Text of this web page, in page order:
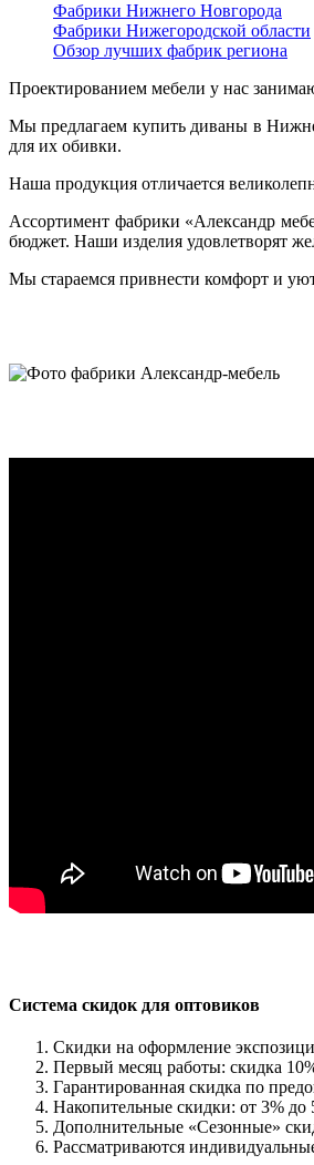
Фабрики Нижнего Новгорода
Фабрики Нижегородской области
Обзор лучших фабрик региона
Проектированием мебели у нас
Мы предлагаем купить диваны в
для их обивки.
Наша продукция отличается
Ассортимент фабрики «Александр
бюджет. Наши изделия удовлетворят
Мы стараемся привнести комфорт и
Система скидок для оптовиков
Скидки на оформление
Первый месяц работы: скидка
Гарантированная скидка по
Накопительные скидки: от 3% до
Дополнительные «Сезонные»
Рассматриваются